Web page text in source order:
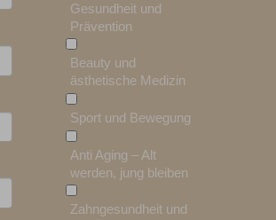
Gesundheit und
Prävention
Beauty und
ästhetische Medizin
Sport und Bewegung
Anti Aging – Alt
werden, jung bleiben
Zahngesundheit und